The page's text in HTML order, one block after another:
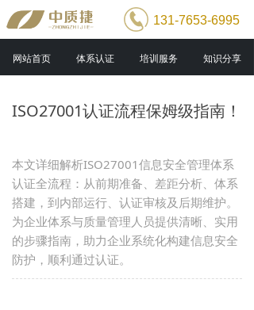
131-7653-6995
网站首页 体系认证 培训服务 知识分享
ISO27001认证流程保姆级指南！
本文详细解析ISO27001信息安全管理体系
认证全流程：从前期准备、差距分析、体系
搭建，到内部运行、认证审核及后期维护。
为企业体系与质量管理人员提供清晰、实用
的步骤指南，助力企业系统化构建信息安全
防护，顺利通过认证。